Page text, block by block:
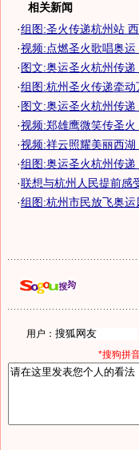
相关新闻
·组图:圣火传递杭州站
·视频:点燃圣火歌唱奥
·图文:奥运圣火杭州传
·组图:杭州圣火传递牵
·图文:奥运圣火杭州传
·视频:郑雄鹰微笑传圣
·视频:祥云照耀美丽西
·组图:奥运圣火杭州传
·联想与杭州人民提前感
·组图:杭州市民放飞奥
用户：
*搜狗拼